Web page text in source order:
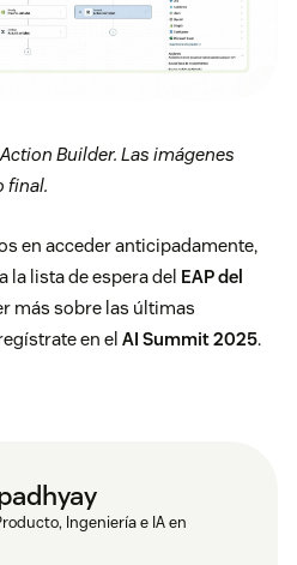
Builder. Las imágenes
final.
en acceder anticipadamente,
la lista de espera del EAP del
más sobre las últimas
en el AI Summit 2025.
Ingeniería e IA en